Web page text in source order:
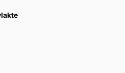
inwoners (2024).